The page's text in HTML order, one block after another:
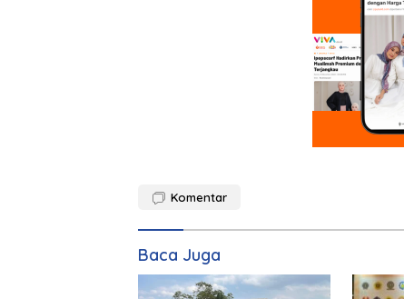
Komentar
Baca Juga